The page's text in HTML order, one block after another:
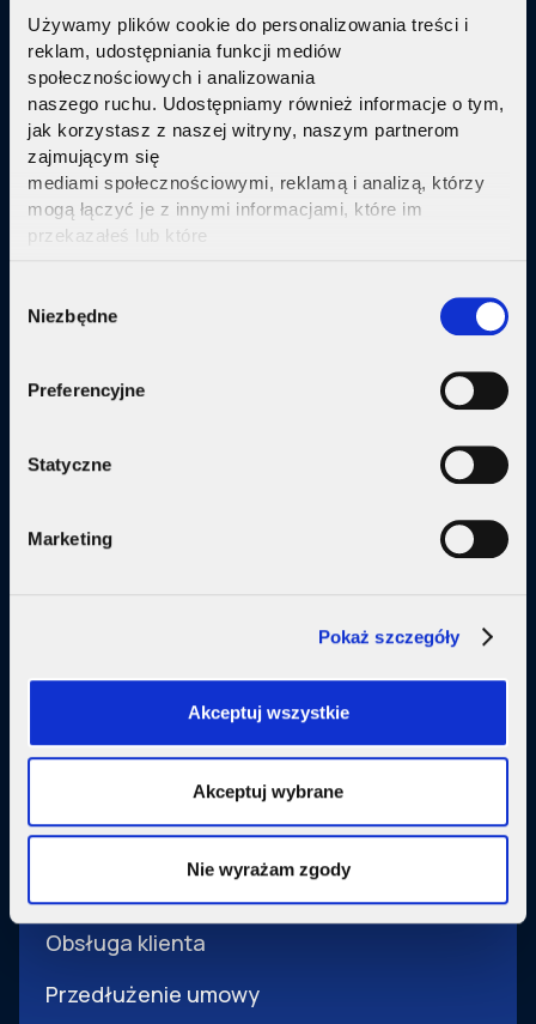
Używamy plików cookie do personalizowania treści i
reklam, udostępniania funkcji mediów
społecznościowych i analizowania
naszego ruchu. Udostępniamy również informacje o tym,
jak korzystasz z naszej witryny, naszym partnerom
zajmującym się
mediami społecznościowymi, reklamą i analizą, którzy
mogą łączyć je z innymi informacjami, które im
przekazałeś lub które
Selection
Niezbędne
Preferencyjne
Statyczne
Marketing
Pokaż szczegóły
Akceptuj wszystkie
Akceptuj wybrane
Nie wyrażam zgody
Telewizja Replay
Pakiety internetu z nowoczesną telewizją
technologi IPTV Replay TV.
Sprawdź
Internet + telewizja
Internet + plan komórkowy
Małe firmy
SupermediaGo
Pomoc i obsługa
Obsługa klienta
Przedłużenie umowy